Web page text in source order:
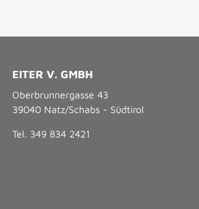
EITER V. GMBH
Oberbrunnergasse 43
39040 Natz/Schabs - Südtirol
Tel. 349 834 2421